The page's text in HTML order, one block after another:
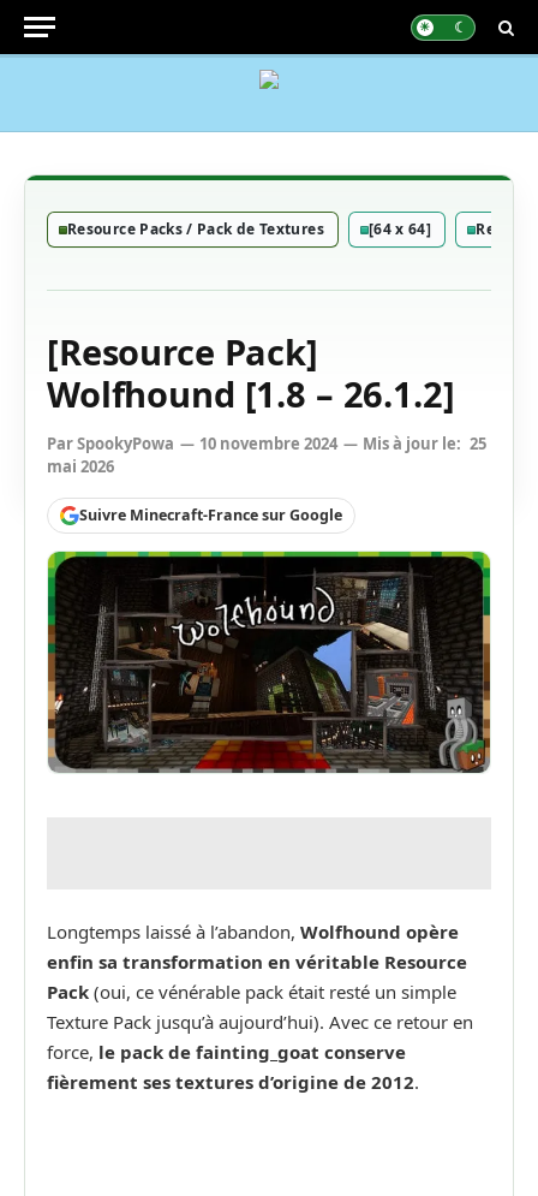
Resource Packs / Pack de Textures [64 x 64]
[Resource Pack]
Wolfhound [1.8 – 26.1.2]
ParSpookyPowa 10 novembre 2024 Mis à jour le: 25
mai 2026
Suivre Minecraft-France sur Google
Longtemps laissé à l’abandon, Wolfhound opère
enfin sa transformation en véritable Resource
Pack (oui, ce vénérable pack était resté un simple
Texture Pack jusqu’à aujourd’hui). Avec ce retour en
force, le pack de fainting_goat conserve
fièrement ses textures d’origine de 2012.